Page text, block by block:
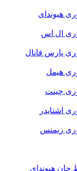
هیوندای
ال اس
پارس فانال
هیمل
چینت
اشنایدر
زیمنس
جان هیوندای